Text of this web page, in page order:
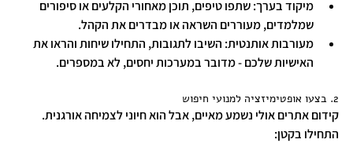
מיקוד בערך: שתפו טיפים, תוכן מאחורי הקלעים או סיפורים
שמלמדים, מעוררים השראה או מבדרים את הקהל.
מעורבות אותנטית: השיבו לתגובות, התחילו שיחות והראו את
האישיות שלכם - מדובר במערכות יחסים, לא במספרים.
2. בצעו אופטימיזציה למנועי חיפוש
קידום אתרים אולי נשמע מאיים, אבל הוא חיוני לצמיחה אורגנית.
התחילו בקטן: